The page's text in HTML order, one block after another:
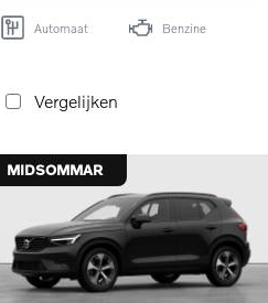
Automaat Benzine
Vergelijken
MIDSOMMAR